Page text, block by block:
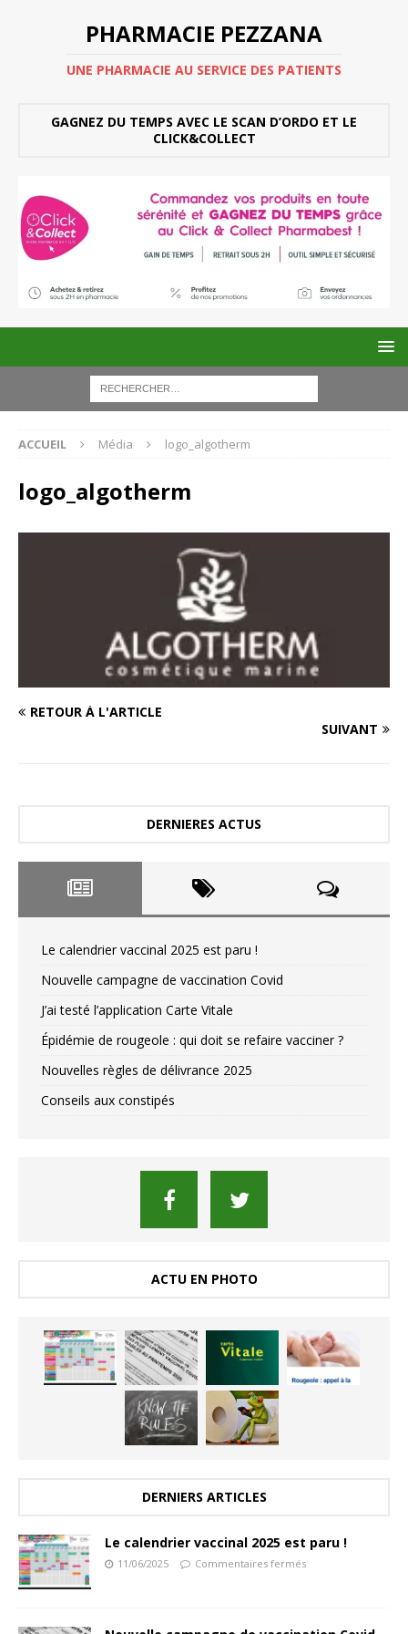
PHARMACIE PEZZANA
UNE PHARMACIE AU SERVICE DES PATIENTS
GAGNEZ DU TEMPS AVEC LE SCAN D’ORDO ET LE
CLICK&COLLECT
ACCUEIL Média logo_algotherm
logo_algotherm
RETOUR À L'ARTICLE
SUIVANT
DERNIERES ACTUS
Le calendrier vaccinal 2025 est paru !
Nouvelle campagne de vaccination Covid
J’ai testé l’application Carte Vitale
Épidémie de rougeole : qui doit se refaire vacciner ?
Nouvelles règles de délivrance 2025
Conseils aux constipés
ACTU EN PHOTO
DERNIERS ARTICLES
Le calendrier vaccinal 2025 est paru !
11/06/2025 Commentaires fermés